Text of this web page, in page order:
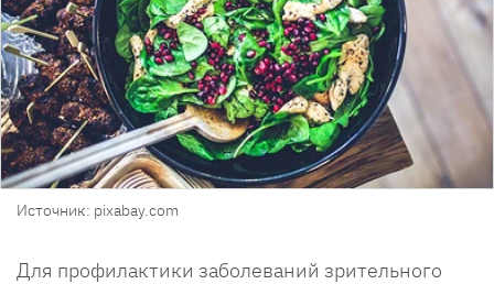
Источник: pixabay.com
Для профилактики заболеваний зрительного